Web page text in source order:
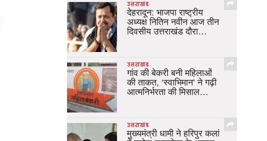
उत्तराखंड
देहरादून: भाजपा राष्ट्रीय
अध्यक्ष नितिन नवीन आज तीन
दिवसीय उत्तराखंड दौरा…
उत्तराखंड
गांव की बेकरी बनी महिलाओं
की ताकत, ‘स्वाभिमान’ ने गढ़ी
आत्मनिर्भरता की मिसाल…
उत्तराखंड
मुख्यमंत्री धामी ने हरिपुर कलां